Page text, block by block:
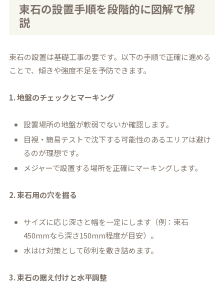
束石の設置手順を段階的に図解で解
説
束石の設置は基礎工事の要です。以下の手順で正確に進める
ことで、傾きや強度不足を予防できます。
1. 地盤のチェックとマーキング
設置場所の地盤が軟弱でないか確認します。
目視・簡易テストで沈下する可能性のあるエリアは避け
るのが理想です。
メジャーで設置する場所を正確にマーキングします。
2. 束石用の穴を掘る
サイズに応じ深さと幅を一定にします（例：束石
450mmなら深さ150mm程度が目安）。
水はけ対策として砂利を敷き詰めます。
3. 束石の据え付けと水平調整